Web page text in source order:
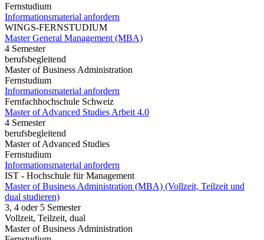
Fernstudium
Informationsmaterial anfordern
WINGS-FERNSTUDIUM
Master General Management (MBA)
4 Semester
berufsbegleitend
Master of Business Administration
Fernstudium
Informationsmaterial anfordern
Fernfachhochschule Schweiz
Master of Advanced Studies Arbeit 4.0
4 Semester
berufsbegleitend
Master of Advanced Studies
Fernstudium
Informationsmaterial anfordern
IST - Hochschule für Management
Master of Business Administration (MBA) (Vollzeit, Teilzeit und
dual studieren)
3, 4 oder 5 Semester
Vollzeit, Teilzeit, dual
Master of Business Administration